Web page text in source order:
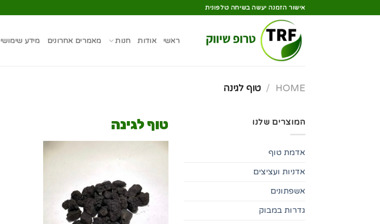
אישור הזמנה יעשה בשיחה טלפונית
ראשי אודות חנות מאמרים אחרונים מידע שימושי
HOME
/ טוף לגינה
המוצרים שלנו
אדמת טוף
אדניות ועציצים
אשפתונים
גדרות במבוק
טוף לגינה